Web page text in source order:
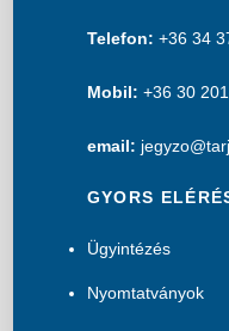
Telefon: +36 34
Mobil: +36 30
email:
GYORS
Ügyintézés
Nyomtatványok